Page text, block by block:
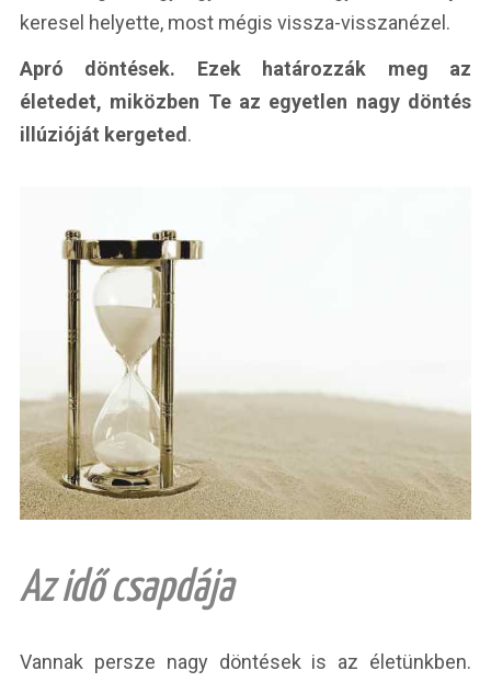
keresel helyette, most mégis vissza-visszanézel.
Apró döntések. Ezek határozzák meg az
életedet, miközben Te az egyetlen nagy döntés
illúzióját kergeted.
Az idő csapdája
Vannak persze nagy döntések is az életünkben.